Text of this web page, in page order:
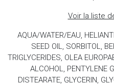
Voir la liste
AQUA/WATER/EAU,
SEED OIL, SORBITOL,
TRIGLYCERIDES, OLEA
ALCOHOL, PENTYLENE
DISTEARATE, GLYCERIN,